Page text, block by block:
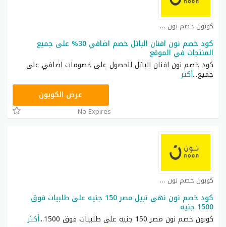
كوبون خصم نون مصر كوبون
كود خصم نون افنان الباتل خصم اضافي 30% على جميع
المنتجات في الموقع
كود خصم نون افنان الباتل للحصول على خصومات اضافي على
جميع...أكثر
RRF24عرض الكوبون
No Expires
كوبون خصم نون مصر كوبون
كود خصم نون نهى نبيل مصر 150 جنيه على طلبيات فوق
1500 جنيه
كوبون خصم نون مصر 150 جنيه على طلبيات فوق 1500
...أكثر